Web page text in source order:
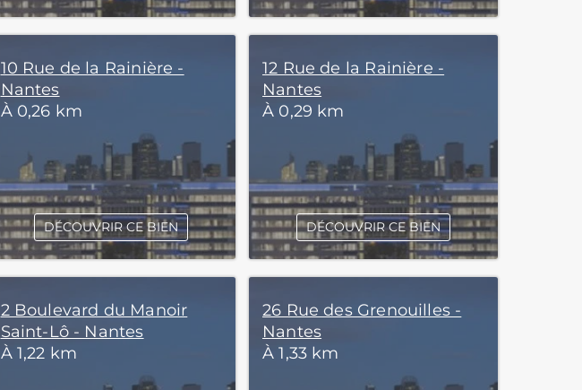
10 Rue de la Rainière -
Nantes
À 0,26 km
DÉCOUVRIR CE BIEN
12 Rue de la Rainière -
Nantes
À 0,29 km
DÉCOUVRIR CE BIEN
2 Boulevard du Manoir
Saint-Lô - Nantes
À 1,22 km
26 Rue des Grenouilles -
Nantes
À 1,33 km